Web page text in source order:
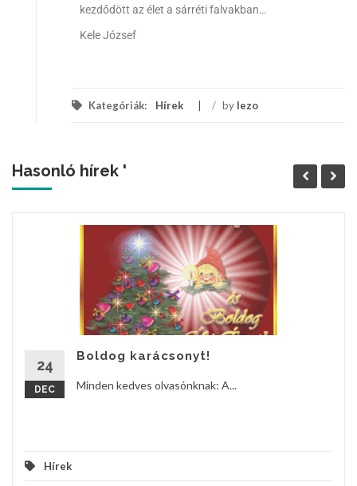
kezdődött az élet a sárréti falvakban…
Kele József
Kategóriák: Hírek / by lezo
Hasonló hírek '
24
DEC
Boldog karácsonyt!
Minden kedves olvasónknak: A...
Hírek